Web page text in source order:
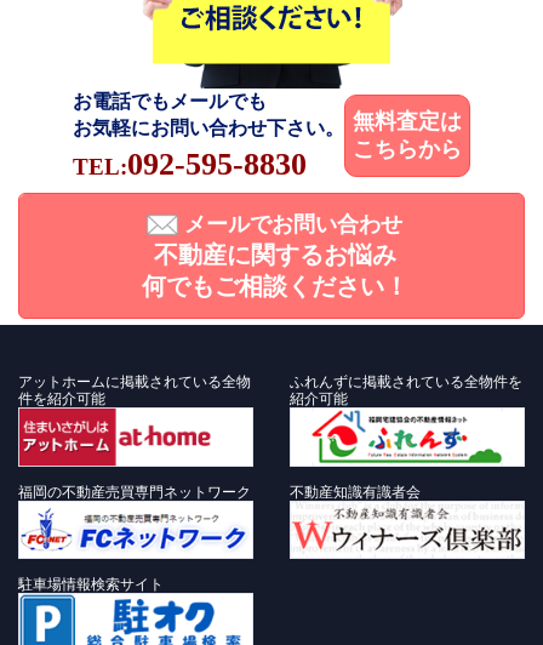
お電話でもメールでも
お気軽にお問い合わせ下さい。
TEL:092-595-8830
無料査定は
こちらから
メールでお問い合わせ
不動産に関するお悩み
何でもご相談ください！
アットホームに掲載されている全物
件を紹介可能
ふれんずに掲載されている全物件を
紹介可能
福岡の不動産売買専門ネットワーク 不動産知識有識者会
駐車場情報検索サイト